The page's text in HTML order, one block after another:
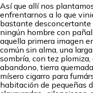
Así que allí nos
enfrentarnos a lo que
bastante desconcertante
ningún hombre con
aquella primera imagen
común sin alma, una
sombría, con tez
abandono, tierra
mísero cigarro para
habitación de pequeñas